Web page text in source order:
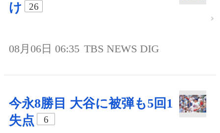
け
26
08月06日 06:35 TBS NEWS DIG
今永8勝目 大谷に被弾も5回1
失点
6